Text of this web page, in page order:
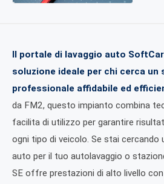
Il portale di lavaggio auto
soluzione ideale per chi cerca un
professionale affidabile ed
da FM2, questo impianto combina
facilita di utilizzo per garantire
ogni tipo di veicolo. Se stai cercando
auto per il tuo autolavaggio o
SE offre prestazioni di alto livello